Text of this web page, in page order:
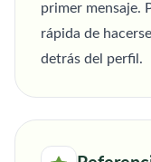
primer mensaje.
rápida de
detrás del perfil.